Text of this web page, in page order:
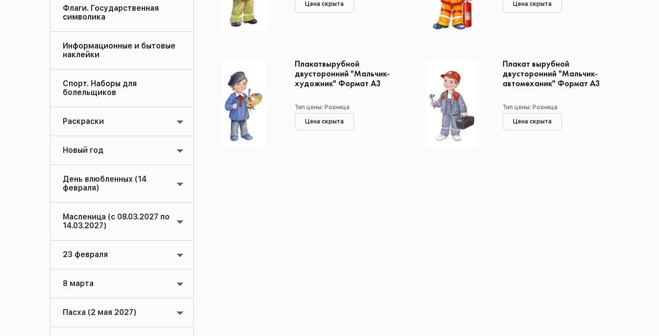
Флаги. Государственная
символика
Информационные и бытовые
наклейки
Спорт. Наборы для
болельщиков
Раскраски
Новый год
День влюбленных (14
февраля)
Масленица (с 08.03.2027 по
14.03.2027)
23 февраля
8 марта
Пасха (2 мая 2027)
Цена скрыта Цена скрыта
Плакатвырубной
двусторонний "Мальчик-
художник" Формат А3
Тип цены: Розница
Цена скрыта
Плакат вырубной
двусторонний "Мальчик-
автомеханик" Формат А3
Тип цены: Розница
Цена скрыта